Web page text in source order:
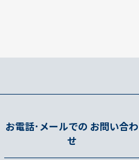
お電話･メールでの お問い合わ
せ